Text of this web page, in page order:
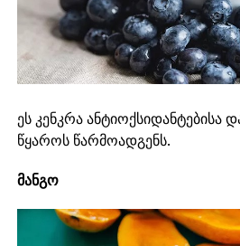
ეს კენკრა ანტიოქსიდანტებისა
წყაროს წარმოადგენს.
მანგო